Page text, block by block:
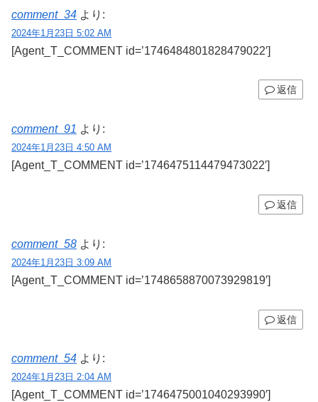
comment_34 より:
2024年1月23日 5:02 AM
[Agent_T_COMMENT id=’1746484801828479022′]
返信
comment_91 より:
2024年1月23日 4:50 AM
[Agent_T_COMMENT id=’1746475114479473022′]
返信
comment_58 より:
2024年1月23日 3:09 AM
[Agent_T_COMMENT id=’1748658870073929819′]
返信
comment_54 より:
2024年1月23日 2:04 AM
[Agent_T_COMMENT id=’1746475001040293990′]